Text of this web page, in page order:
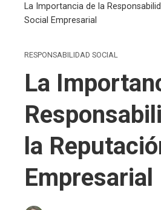
La Importancia de la
Social Empresarial
RESPONSABILIDAD SOCIAL
La
la
Empresarial